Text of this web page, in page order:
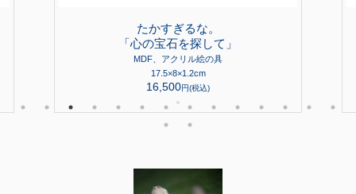
たかすぎるな。
「心の宝石を探して」
MDF、アクリル絵の具
17.5×8×1.2cm
16,500円(税込)
●